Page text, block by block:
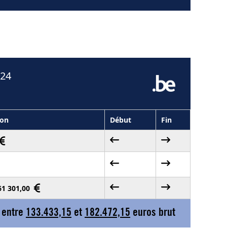
Début Fin
301,00
133.433,15 et 182.472,15 euros brut